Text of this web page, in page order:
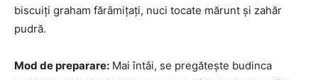
biscuiți graham fărâmițați, nuci tocate mărunt și zahăr
pudră.
Mod de preparare: Mai întâi, se pregătește budinca